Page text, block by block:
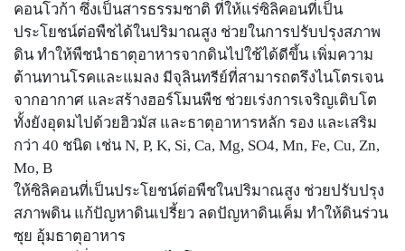
คอนโวก้า ซึ่งเป็นสารธรรมชาติ ที่ให้แร่ซิลิคอนที่เป็น
ประโยชน์ต่อพืชได้ในปริมาณสูง ช่วยในการปรับปรุงสภาพ
ดิน ทำให้พืชนำธาตุอาหารจากดินไปใช้ได้ดีขึ้น เพิ่มความ
ต้านทานโรคและแมลง มีจุลินทรีย์ที่สามารถตรึงไนโตรเจน
จากอากาศ และสร้างฮอร์โมนพืช ช่วยเร่งการเจริญเติบโต
ทั้งยังอุดมไปด้วยฮิวมัส และธาตุอาหารหลัก รอง และเสริม
กว่า 40 ชนิด เช่น N, P, K, Si, Ca, Mg, SO4, Mn, Fe, Cu, Zn,
Mo, B
ให้ซิลิคอนที่เป็นประโยชน์ต่อพืชในปริมาณสูง ช่วยปรับปรุง
สภาพดิน แก้ปัญหาดินเปรี้ยว ลดปัญหาดินเค็ม ทำให้ดินร่วน
ซุย อุ้มธาตุอาหาร